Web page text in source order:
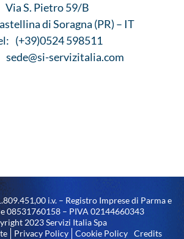
Via S. Pietro 59/B
di Soragna (PR) – IT
(+39)0524 598511
sede@si-servizitalia.com
i.v. – Registro Imprese di Parma e
08531760158 – PIVA 02144660343
2023 Servizi Italia Spa
Privacy Policy Cookie Policy Credits